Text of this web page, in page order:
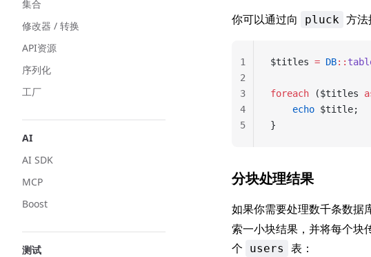
集合
修改器 / 转换
API资源
序列化
工厂
AI
AI SDK
MCP
Boost
测试
你可以通过向 pluck 方法
$titles = DB::
foreach ($titles
    echo
$title;
}
1
2
3
4
5
分块处理结果
如果你需要处理数千条数据
索一小块结果，并将每个块
个
users 表：